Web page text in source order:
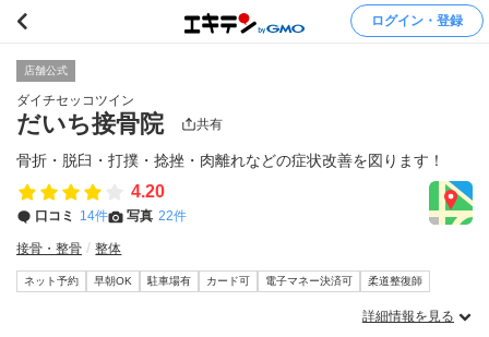
ログイン・登録
店舗公式
ダイチセッコツイン
だいち接骨院 共有
骨折・脱臼・打撲・捻挫・肉離れなどの症状改善を図ります！
4.20
口コミ 14件 写真 22件
接骨・整骨 整体
ネット予約 早朝OK 駐車場有 カード可 電子マネー決済可 柔道整復師
詳細情報を見る